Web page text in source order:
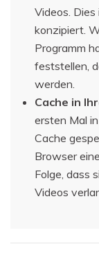
Videos.
konzipiert.
Programm
feststellen,
werden.
Cache in
ersten Mal
Cache
Browser
Folge, dass
Videos